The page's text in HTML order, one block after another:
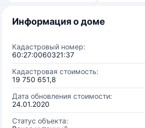
Информация о доме
Кадастровый номер:
60:27:0060321:37
Кадастровая стоимость:
19 750 651,8
Дата обновления стоимости:
24.01.2020
Статус объекта: